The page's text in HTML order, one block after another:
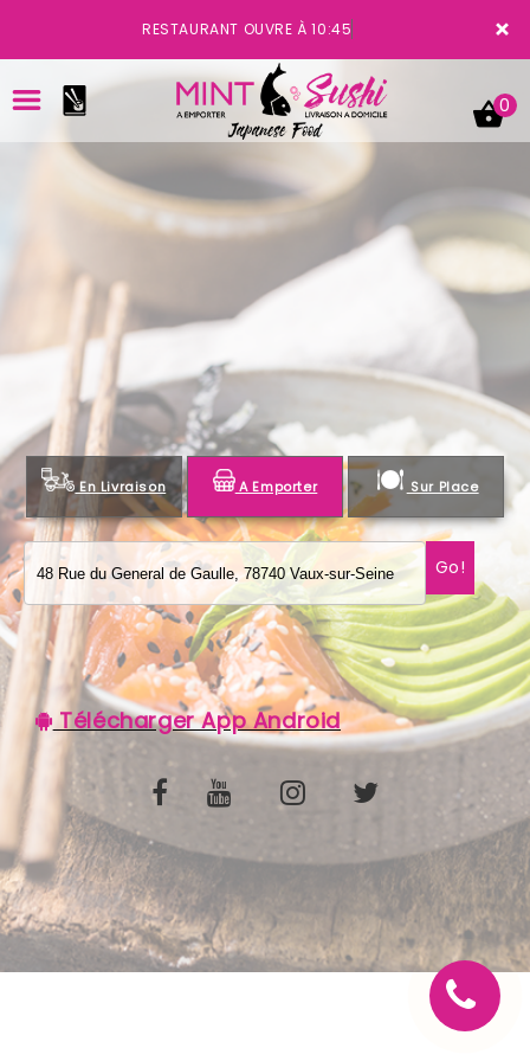
×
RESTAURANT OUVRE À 10:45
ACCUEIL
VOTRE COMPTE
NOTRE RESTAURANT
VOS AVIS
MENTIONS LÉGALES
C.G.V
0
En Livraison A Emporter Sur Place
Go!
Télécharger App Android